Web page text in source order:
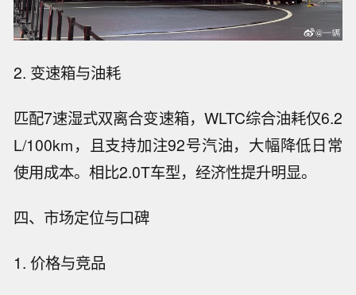
2. 变速箱与油耗
匹配7速湿式双离合变速箱，WLTC综合油耗仅6.2
L/100km，且支持加注92号汽油，大幅降低日常
使用成本。相比2.0T车型，经济性提升明显。
四、市场定位与口碑
1. 价格与竞品